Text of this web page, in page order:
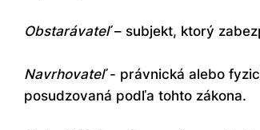
Obstarávateľ– subjekt, ktorý
Navrhovateľ- právnická alebo
posudzovaná podľa tohto zákona.